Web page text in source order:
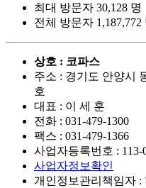
최대 방문자 30,128 명
전체 방문자 1,187,772
상호 : 코파스
주소 : 경기도 안양시
호
대표 : 이 세 훈
전화 : 031-479-1300
팩스 : 031-479-1366
사업자등록번호 : 113-
사업자정보확인
개인정보관리책임자 :